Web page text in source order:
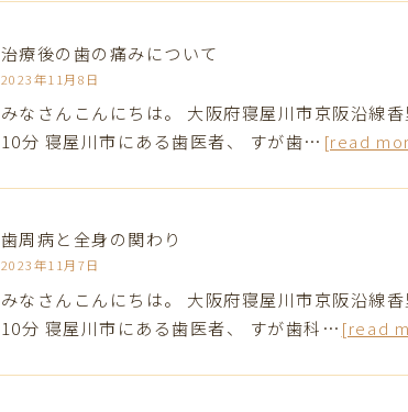
治療後の歯の痛みについて
2023年11月8日
みなさんこんにちは。 大阪府寝屋川市京阪沿線
10分 寝屋川市にある歯医者、 すが歯… [read
歯周病と全身の関わり
2023年11月7日
みなさんこんにちは。 大阪府寝屋川市京阪沿線
10分 寝屋川市にある歯医者、 すが歯科… [read